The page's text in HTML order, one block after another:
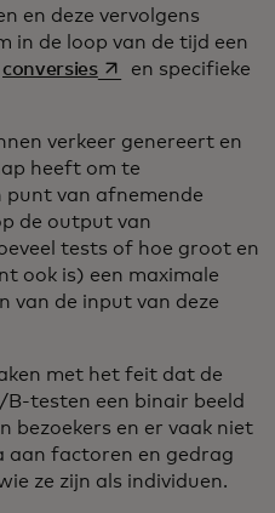
en deze vervolgens
in de loop van de tijd een
conversiesopens in a new tab
en specifieke
verkeer genereert en
heeft om te
punt van afnemende
de output van
tests of hoe groot en
ook is) een maximale
van de input van deze
met het feit dat de
B-testen een binair beeld
bezoekers en er vaak niet
aan factoren en gedrag
ze zijn als individuen.